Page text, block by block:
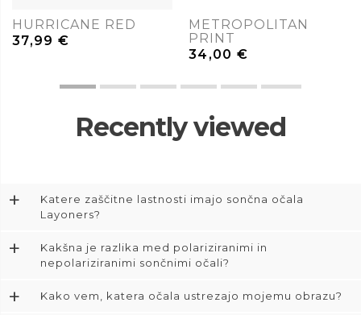
HURRICANE RED
37,99€
METROPOLITAN
PRINT
34,00€
Recently viewed
+
Katere zaščitne lastnosti imajo sončna očala
Layoners?
+
Kakšna je razlika med polariziranimi in
nepolariziranimi sončnimi očali?
+ Kako vem, katera očala ustrezajo mojemu obrazu?